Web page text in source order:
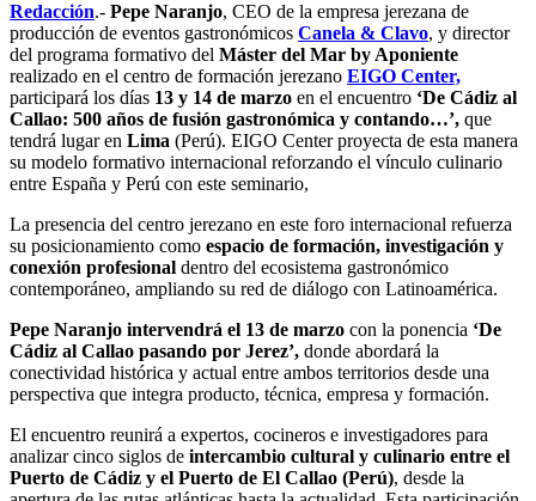
Redacción.- Pepe Naranjo, CEO de la empresa jerezana de
producción de eventos gastronómicos Canela & Clavo, y director
del programa formativo del Máster del Mar by Aponiente
realizado en el centro de formación jerezano EIGO Center,
participará los días 13 y 14 de marzo en el encuentro ‘De Cádiz al
Callao: 500 años de fusión gastronómica y contando…’, que
tendrá lugar en Lima (Perú). EIGO Center proyecta de esta manera
su modelo formativo internacional reforzando el vínculo culinario
entre España y Perú con este seminario,
La presencia del centro jerezano en este foro internacional refuerza
su posicionamiento como espacio de formación, investigación y
conexión profesional dentro del ecosistema gastronómico
contemporáneo, ampliando su red de diálogo con Latinoamérica.
Pepe Naranjo intervendrá el 13 de marzo con la ponencia ‘De
Cádiz al Callao pasando por Jerez’, donde abordará la
conectividad histórica y actual entre ambos territorios desde una
perspectiva que integra producto, técnica, empresa y formación.
El encuentro reunirá a expertos, cocineros e investigadores para
analizar cinco siglos de intercambio cultural y culinario entre el
Puerto de Cádiz y el Puerto de El Callao (Perú), desde la